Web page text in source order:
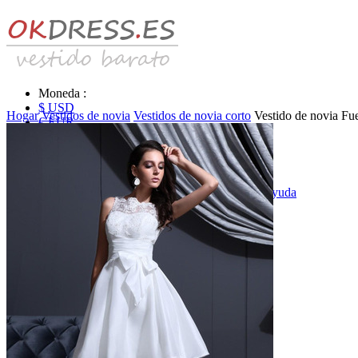
Moneda :
$ USD
€ EUR
Identificarse & Registrarse |Obtener la contraseña |Ayuda
Vestidos de novia
Vestido de novia liquidación y venta
Vestidos de novia vendimia
Hogar Vestidos de novia Vestidos de novia corto Vestido de novia